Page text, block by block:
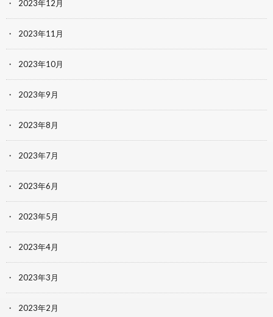
2023年12月
2023年11月
2023年10月
2023年9月
2023年8月
2023年7月
2023年6月
2023年5月
2023年4月
2023年3月
2023年2月